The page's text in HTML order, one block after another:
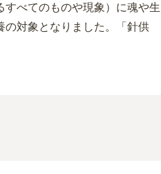
すべてのものや現象）に魂や生
の対象となりました。「針供